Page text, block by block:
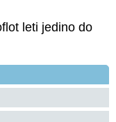
leti jedino do